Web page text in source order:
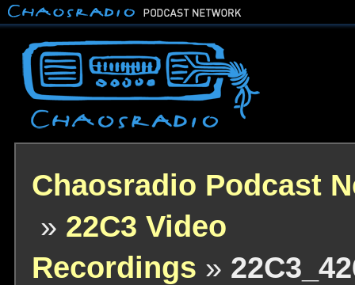
Chaosradio Podcast
» 22C3 Video
Recordings »